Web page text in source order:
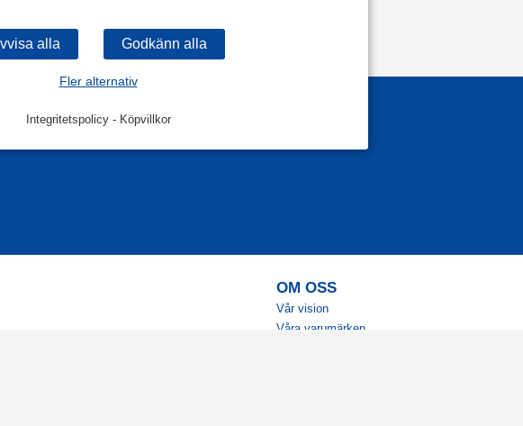
Fler alternativ
Integritetspolicy- Köpvillkor
OM OSS
Vår vision
Våra varumärken